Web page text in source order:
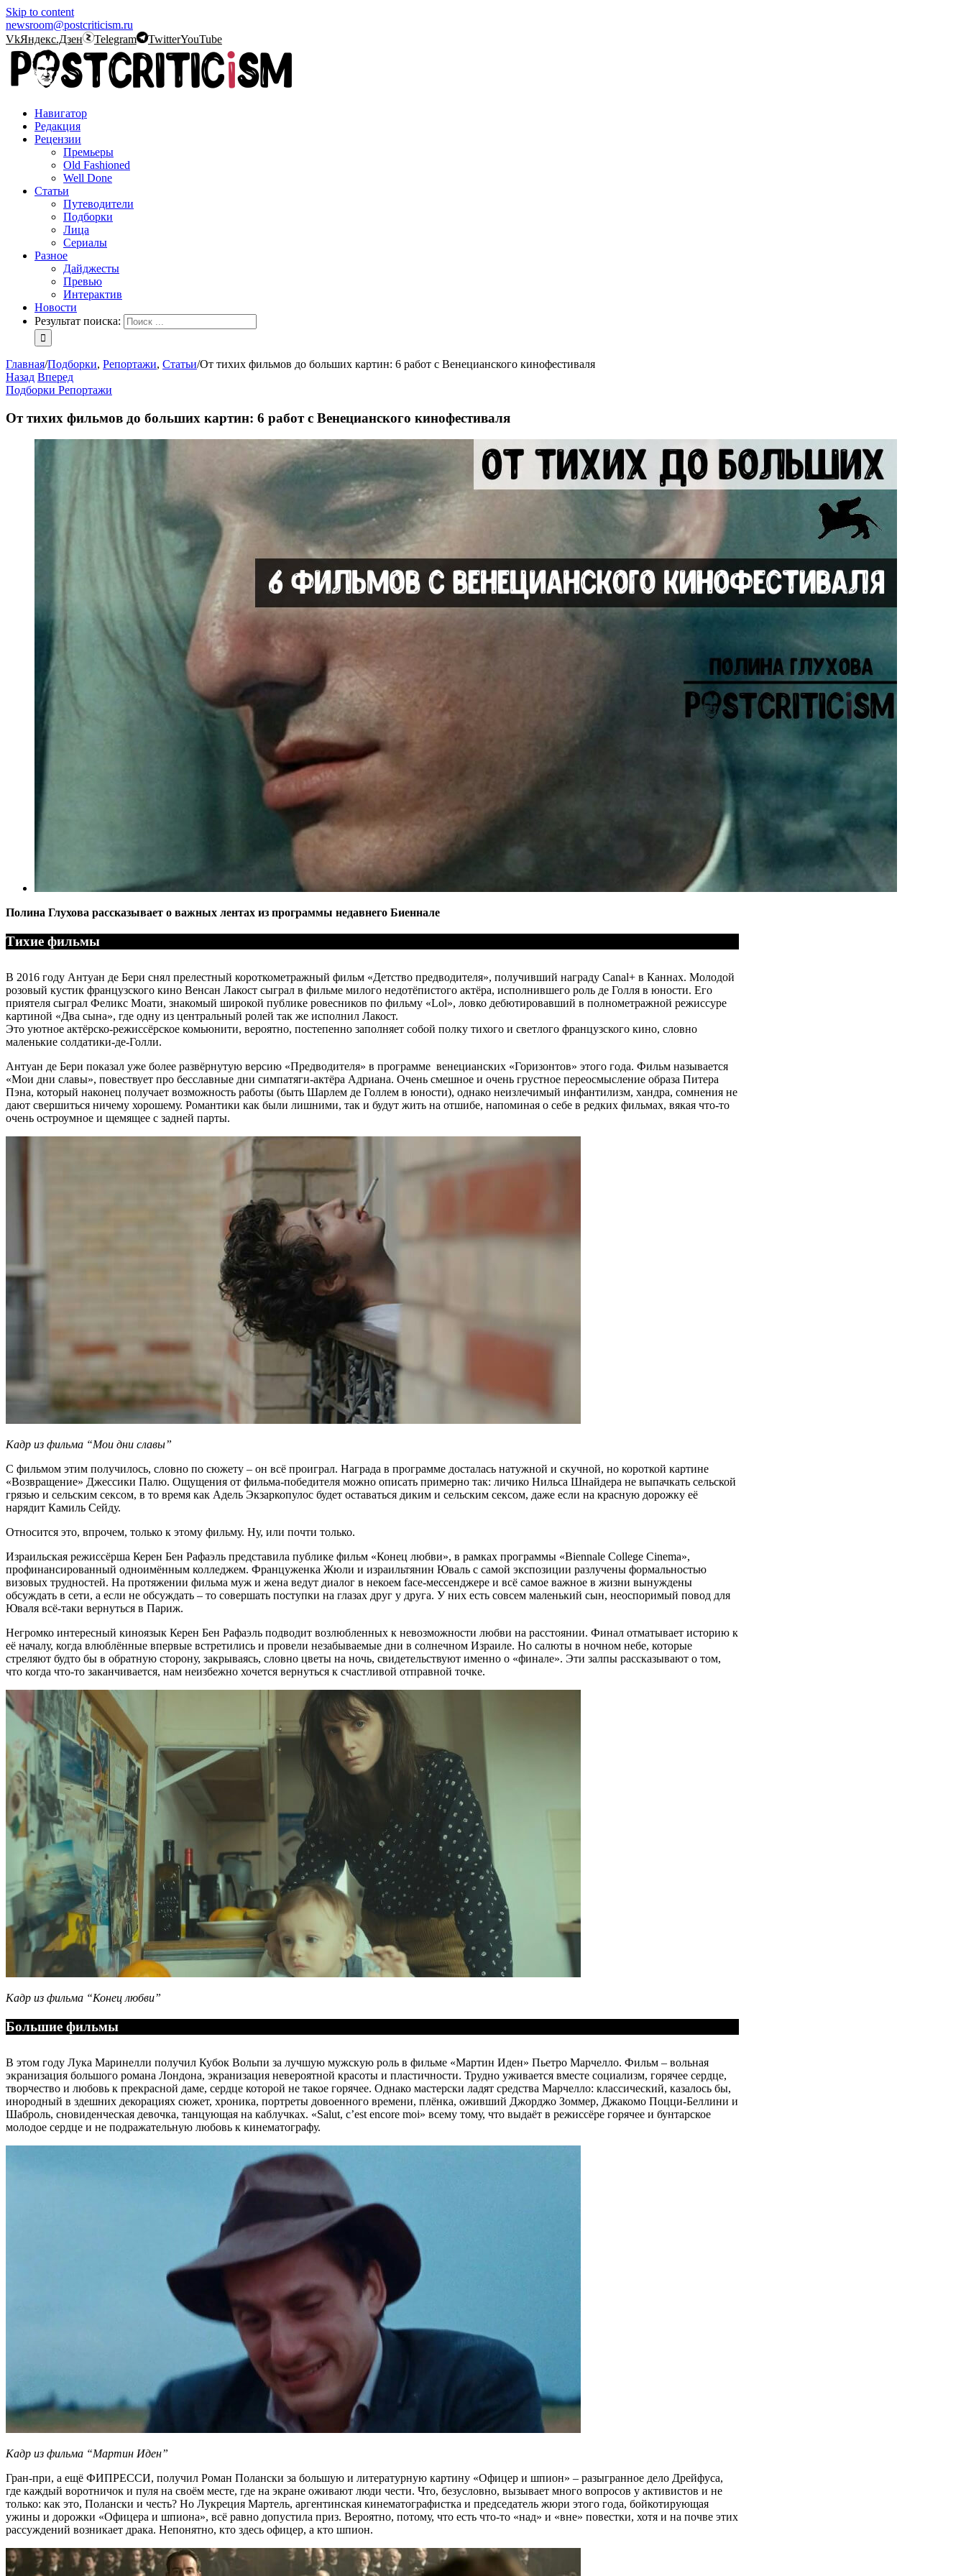
Skip to content
newsroom@postcriticism.ru
VkЯндекс.Дзен Telegram TwitterYouTube
Навигатор
Редакция
Рецензии
Премьеры
Old Fashioned
Well Done
Статьи
Путеводители
Подборки
Лица
Сериалы
Разное
Дайджесты
Превью
Интерактив
Новости
Результат поиска:
Главная/Подборки, Репортажи, Статьи/От тихих фильмов до больших картин: 6 работ с Венецианского кинофестиваля
Назад Вперед
Подборки Репортажи
От тихих фильмов до больших картин: 6 работ с Венецианского кинофестиваля
Полина Глухова рассказывает о важных лентах из программы недавнего Биеннале
Тихие фильмы
В 2016 году Антуан де Бери снял прелестный короткометражный фильм «Детство предводителя», получивший награду Canal+ в Каннах. Молодой
розовый кустик французского кино Венсан Лакост сыграл в фильме милого недотёпистого актёра, исполнившего роль де Голля в юности. Его
приятеля сыграл Феликс Моати, знакомый широкой публике ровесников по фильму «Lol», ловко дебютировавший в полнометражной режиссуре
картиной «Два сына», где одну из центральный ролей так же исполнил Лакост.
Это уютное актёрско-режиссёрское комьюнити, вероятно, постепенно заполняет собой полку тихого и светлого французского кино, словно
маленькие солдатики-де-Голли.
Антуан де Бери показал уже более развёрнутую версию «Предводителя» в программе венецианских «Горизонтов» этого года. Фильм называется
«Мои дни славы», повествует про бесславные дни симпатяги-актёра Адриана. Очень смешное и очень грустное переосмысление образа Питера
Пэна, который наконец получает возможность работы (быть Шарлем де Голлем в юности), однако неизлечимый инфантилизм, хандра, сомнения не
дают свершиться ничему хорошему. Романтики как были лишними, так и будут жить на отшибе, напоминая о себе в редких фильмах, вякая что-то
очень остроумное и щемящее с задней парты.
Кадр из фильма “Мои дни славы”
С фильмом этим получилось, словно по сюжету – он всё проиграл. Награда в программе досталась натужной и скучной, но короткой картине
«Возвращение» Джессики Палю. Ощущения от фильма-победителя можно описать примерно так: личико Нильса Шнайдера не выпачкать сельской
грязью и сельским сексом, в то время как Адель Экзаркопулос будет оставаться диким и сельским сексом, даже если на красную дорожку её
нарядит Камиль Сейду.
Относится это, впрочем, только к этому фильму. Ну, или почти только.
Израильская режиссёрша Керен Бен Рафаэль представила публике фильм «Конец любви», в рамках программы «Biennale College Cinema»,
профинансированный одноимённым колледжем. Француженка Жюли и израильтянин Юваль с самой экспозиции разлучены формальностью
визовых трудностей. На протяжении фильма муж и жена ведут диалог в некоем face-мессенджере и всё самое важное в жизни вынуждены
обсуждать в сети, а если не обсуждать – то совершать поступки на глазах друг у друга. У них есть совсем маленький сын, неоспоримый повод для
Юваля всё-таки вернуться в Париж.
Негромко интересный киноязык Керен Бен Рафаэль подводит возлюбленных к невозможности любви на расстоянии. Финал отматывает историю к
её началу, когда влюблённые впервые встретились и провели незабываемые дни в солнечном Израиле. Но салюты в ночном небе, которые
стреляют будто бы в обратную сторону, закрываясь, словно цветы на ночь, свидетельствуют именно о «финале». Эти залпы рассказывают о том,
что когда что-то заканчивается, нам неизбежно хочется вернуться к счастливой отправной точке.
Кадр из фильма “Конец любви”
Большие фильмы
В этом году Лука Маринелли получил Кубок Вольпи за лучшую мужскую роль в фильме «Мартин Иден» Пьетро Марчелло. Фильм – вольная
экранизация большого романа Лондона, экранизация невероятной красоты и пластичности. Трудно уживается вместе социализм, горячее сердце,
творчество и любовь к прекрасной даме, сердце которой не такое горячее. Однако мастерски ладят средства Марчелло: классический, казалось бы,
инородный в здешних декорациях сюжет, хроника, портреты довоенного времени, плёнка, оживший Джорджо Зоммер, Джакомо Поцци-Беллини и
Шаброль, сновиденческая девочка, танцующая на каблучках. «Salut, c’est encore moi» всему тому, что выдаёт в режиссёре горячее и бунтарское
молодое сердце и не подражательную любовь к кинематографу.
Кадр из фильма “Мартин Иден”
Гран-при, а ещё ФИПРЕССИ, получил Роман Полански за большую и литературную картину «Офицер и шпион» – разыгранное дело Дрейфуса,
где каждый воротничок и пуля на своём месте, где на экране оживают люди чести. Что, безусловно, вызывает много вопросов у активистов и не
только: как это, Полански и честь? Но Лукреция Мартель, аргентинская кинематографистка и председатель жюри этого года, бойкотирующая
ужины и дорожки «Офицера и шпиона», всё равно допустила приз. Вероятно, потому, что есть что-то «над» и «вне» повестки, хотя и на почве этих
рассуждений возникает драка. Непонятно, кто здесь офицер, а кто шпион.